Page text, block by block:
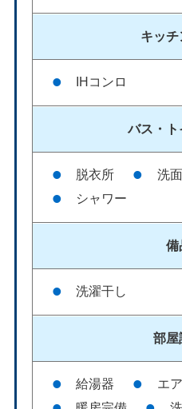
キッチ
IHコンロ
バス・
脱衣所
洗
シャワー
備
洗濯干し
部屋
給湯器
エ